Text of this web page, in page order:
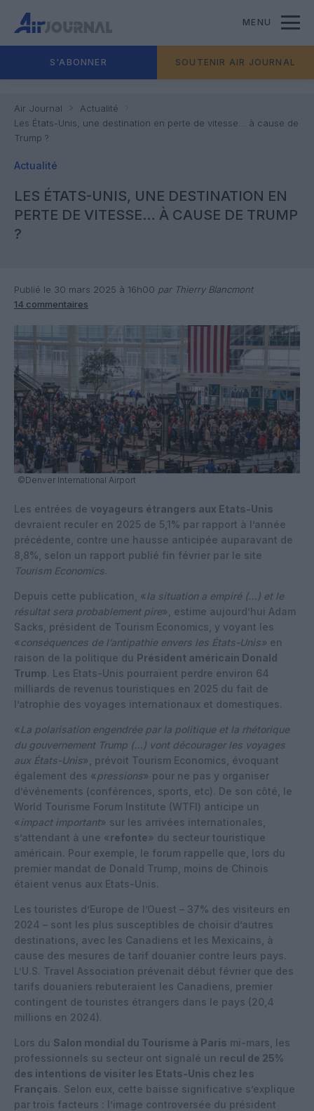
MENU
S'ABONNER SOUTENIR AIR JOURNAL
Air Journal
Actualité
Les États-Unis, une destination en perte de vitesse… à cause de
Trump ?
Actualité
LES ÉTATS-UNIS, UNE DESTINATION EN
PERTE DE VITESSE… À CAUSE DE TRUMP
?
Publié le 30 mars 2025 à 16h00 par Thierry Blancmont
14 commentaires
©Denver International Airport
Les entrées de voyageurs étrangers aux Etats-Unis
devraient reculer en 2025 de 5,1% par rapport à l’année
précédente, contre une hausse anticipée auparavant de
8,8%, selon un rapport publié fin février par le site
Tourism Economics.
Depuis cette publication, « la situation a empiré (…) et le
résultat sera probablement pire», estime aujourd’hui Adam
Sacks, président de Tourism Economics, y voyant les
« conséquences de l’antipathie envers les États-Unis» en
raison de la politique du Président américain Donald
Trump. Les Etats-Unis pourraient perdre environ 64
milliards de revenus touristiques en 2025 du fait de
l’atrophie des voyages internationaux et domestiques.
« La polarisation engendrée par la politique et la rhétorique
du gouvernement Trump (…) vont décourager les voyages
aux États-Unis», prévoit Tourism Economics, évoquant
également des « pressions» pour ne pas y organiser
d’événements (conférences, sports, etc). De son côté, le
World Tourisme Forum Institute (WTFI) anticipe un
« impact important» sur les arrivées internationales,
s’attendant à une «refonte» du secteur touristique
américain. Pour exemple, le forum rappelle que, lors du
premier mandat de Donald Trump, moins de Chinois
étaient venus aux Etats-Unis.
Les touristes d’Europe de l’Ouest – 37% des visiteurs en
2024 – sont les plus susceptibles de choisir d’autres
destinations, avec les Canadiens et les Mexicains, à
cause des mesures de tarif douanier contre leurs pays.
L’U.S. Travel Association prévenait début février que des
tarifs douaniers rebuteraient les Canadiens, premier
contingent de touristes étrangers dans le pays (20,4
millions en 2024).
Lors du Salon mondial du Tourisme à Paris mi-mars, les
professionnels su secteur ont signalé un recul de 25%
des intentions de visiter les Etats-Unis chez les
Français. Selon eux, cette baisse significative s’explique
par trois facteurs : l’image controversée du président